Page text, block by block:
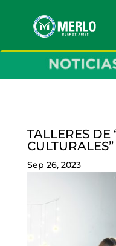
TALLERES DE
Sep 26, 2023